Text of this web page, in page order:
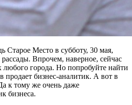
Старое Место в субботу, 30 мая,
рассады. Впрочем, наверное, сейчас
любого города. Но попробуйте найти
продает бизнес-аналитик. А вот в
к тому же очень даже
бизнеса.